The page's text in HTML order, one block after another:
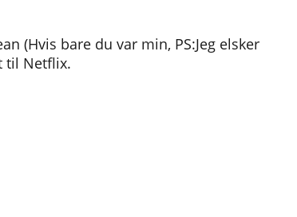
(Hvis bare du var min, PS:Jeg elsker
til Netflix.